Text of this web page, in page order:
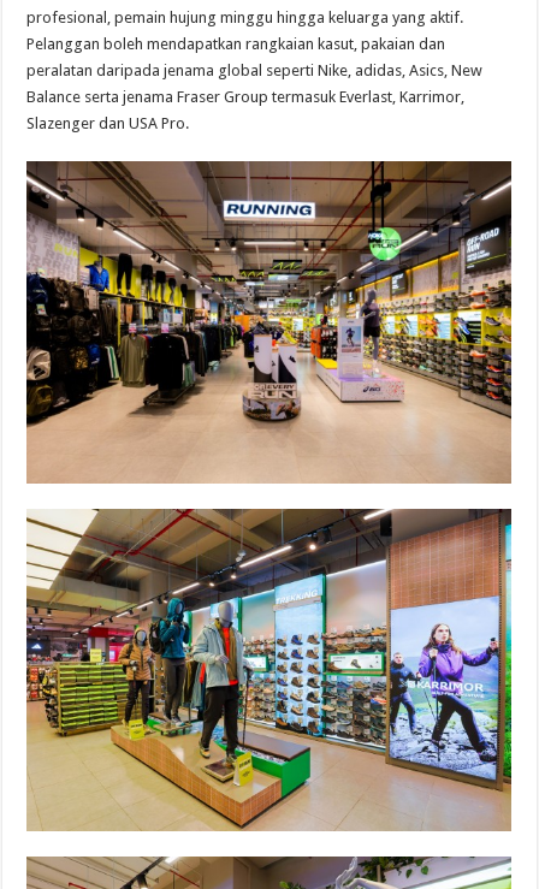
profesional, pemain hujung minggu hingga keluarga yang aktif.
Pelanggan boleh mendapatkan rangkaian kasut, pakaian dan
peralatan daripada jenama global seperti Nike, adidas, Asics, New
Balance serta jenama Fraser Group termasuk Everlast, Karrimor,
Slazenger dan USA Pro.